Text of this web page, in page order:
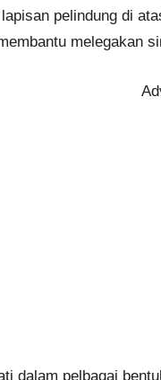
pelindung di
melegakan
dalam pelbagai